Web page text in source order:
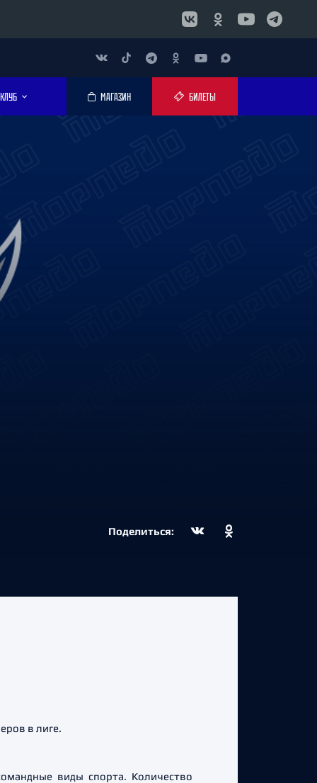
КЛУБ МАГАЗИН БИЛЕТЫ
Поделиться:
в лиге.
виды спорта. Количество